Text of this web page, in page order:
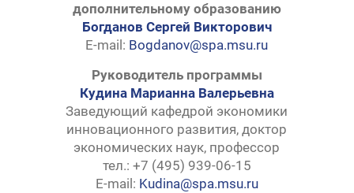
дополнительному образованию
Богданов Сергей Викторович
E-mail: Bogdanov@spa.msu.ru
Руководитель программы
Кудина Марианна Валерьевна
Заведующий кафедрой экономики
инновационного развития, доктор
экономических наук, профессор
тел.: +7 (495) 939-06-15
E-mail: Kudina@spa.msu.ru